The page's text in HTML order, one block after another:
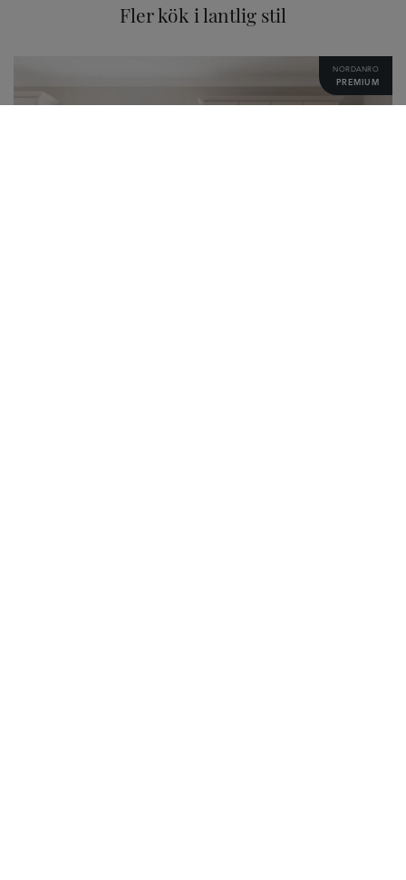
Fler kök i lantlig stil
NORDANRO
PREMIUM